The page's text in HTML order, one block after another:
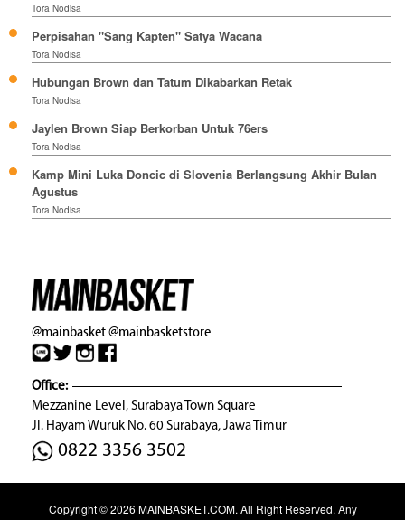
Tora Nodisa
Perpisahan "Sang Kapten" Satya Wacana
Tora Nodisa
Hubungan Brown dan Tatum Dikabarkan Retak
Tora Nodisa
Jaylen Brown Siap Berkorban Untuk 76ers
Tora Nodisa
Kamp Mini Luka Doncic di Slovenia Berlangsung Akhir Bulan
Agustus
Tora Nodisa
@mainbasket@mainbasketstore
Office:
Mezzanine Level, Surabaya Town Square
Jl. Hayam Wuruk No. 60 Surabaya, Jawa Timur
0822 3356 3502
Copyright © 2026 MAINBASKET.COM. All Right Reserved. Any